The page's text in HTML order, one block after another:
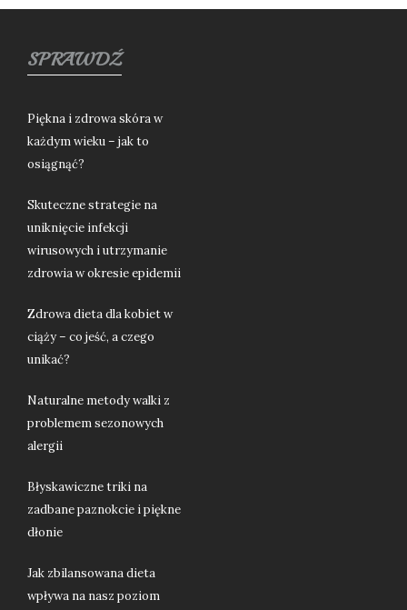
SPRAWDŹ
Piękna i zdrowa skóra w
każdym wieku – jak to
osiągnąć?
Skuteczne strategie na
uniknięcie infekcji
wirusowych i utrzymanie
zdrowia w okresie epidemii
Zdrowa dieta dla kobiet w
ciąży – co jeść, a czego
unikać?
Naturalne metody walki z
problemem sezonowych
alergii
Błyskawiczne triki na
zadbane paznokcie i piękne
dłonie
Jak zbilansowana dieta
wpływa na nasz poziom